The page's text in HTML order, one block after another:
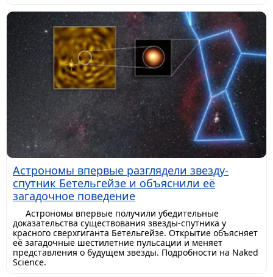
Астрономы впервые разглядели звезду-
спутник Бетельгейзе и объяснили её
загадочное поведение
Астрономы впервые получили убедительные
доказательства существования звезды-спутника у
красного сверхгиганта Бетельгейзе. Открытие объясняет
её загадочные шестилетние пульсации и меняет
представления о будущем звезды. Подробности на Naked
Science.